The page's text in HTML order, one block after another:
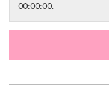
00:00:00.